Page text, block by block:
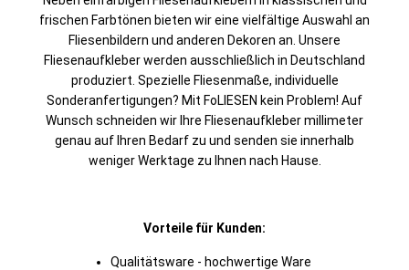
frischen Farbtönen bieten wir eine vielfältige Auswahl an
Fliesenbildern und anderen Dekoren an. Unsere
Fliesenaufkleber werden ausschließlich in Deutschland
produziert. Spezielle Fliesenmaße, individuelle
Sonderanfertigungen? Mit FoLIESEN kein Problem! Auf
Wunsch schneiden wir Ihre Fliesenaufkleber millimeter
genau auf Ihren Bedarf zu und senden sie innerhalb
weniger Werktage zu Ihnen nach Hause.
Vorteile für Kunden:
Qualitätsware - hochwertige Ware